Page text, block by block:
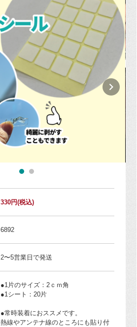
330円(税込)
6892
2〜5営業日で発送
●1片のサイズ：2ｃｍ角
●1シート：20片
●常時装着におススメです。
熱線やアンテナ線のところにも貼り付